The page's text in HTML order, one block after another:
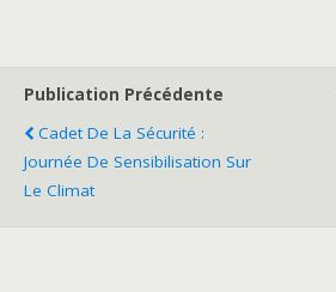
Publication Précédente
Cadet De La Sécurité :
Journée De Sensibilisation Sur
Le Climat